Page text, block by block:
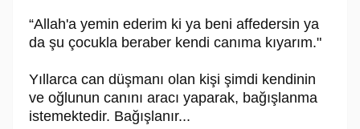
“Allah'a yemin ederim ki ya beni affedersin ya
da şu çocukla beraber kendi canıma kıyarım."
Yıllarca can düşmanı olan kişi şimdi kendinin
ve oğlunun canını aracı yaparak, bağışlanma
istemektedir. Bağışlanır...